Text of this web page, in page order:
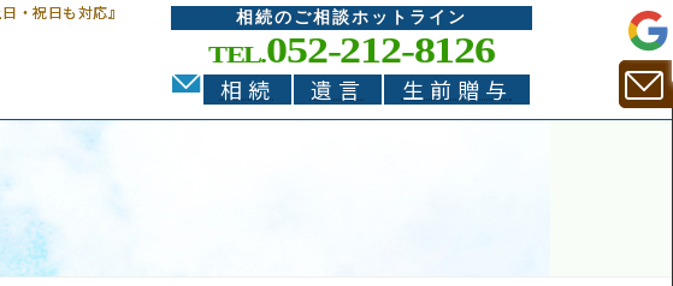
祝日も対応』 相続のご相談ホットライン
TEL.052-212-8126
相続 遺言 生前贈与